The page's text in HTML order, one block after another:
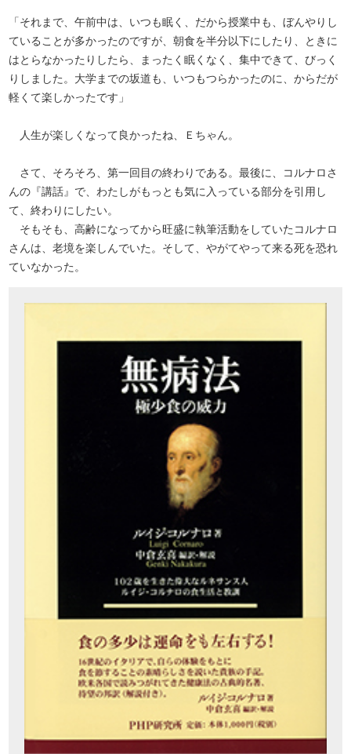
「それまで、午前中は、いつも眠く、だから授業中も、ぼんやりし
ていることが多かったのですが、朝食を半分以下にしたり、ときに
はとらなかったりしたら、まったく眠くなく、集中できて、びっく
りしました。大学までの坂道も、いつもつらかったのに、からだが
軽くて楽しかったです」
人生が楽しくなって良かったね、Ｅちゃん。
さて、そろそろ、第一回目の終わりである。最後に、コルナロさ
んの『講話』で、わたしがもっとも気に入っている部分を引用し
て、終わりにしたい。
そもそも、高齢になってから旺盛に執筆活動をしていたコルナロ
さんは、老境を楽しんでいた。そして、やがてやって来る死を恐れ
ていなかった。